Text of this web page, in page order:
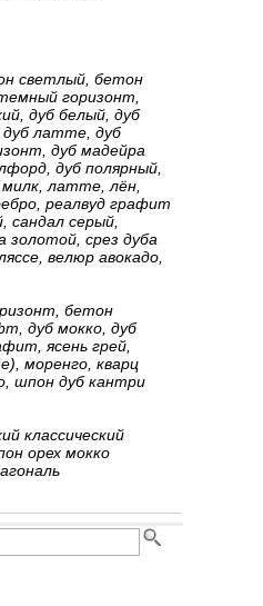
светлый, бетон
горизонт,
дуб белый, дуб
латте, дуб
дуб мадейра
дуб полярный,
латте, лён,
реалвуд графит
сандал серый,
золотой, срез дуба
велюр авокадо,
бетон
дуб мокко, дуб
ясень грей,
моренго, кварц
шпон дуб кантри
классический
орех мокко